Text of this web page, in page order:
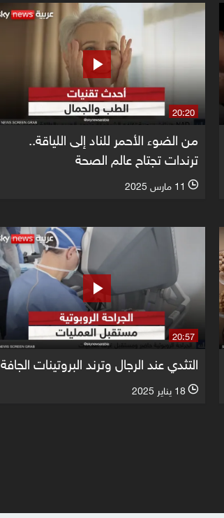
20:20
من الضوء الأحمر للناد إلى اللياقة..
ترندات تجتاح عالم الصحة
l 11 مارس 2025
20:57
التثدي عند الرجال وترند البروتينات الجافة
l 18 يناير 2025